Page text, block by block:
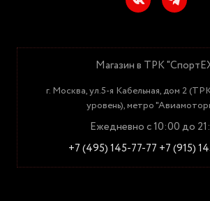
Магазин в ТРК
г. Москва, ул.5-я Кабельная, дом 2
уровень), метро
Ежедневно с 10:00 до
+7 (495) 145-77-77 +7 (915)